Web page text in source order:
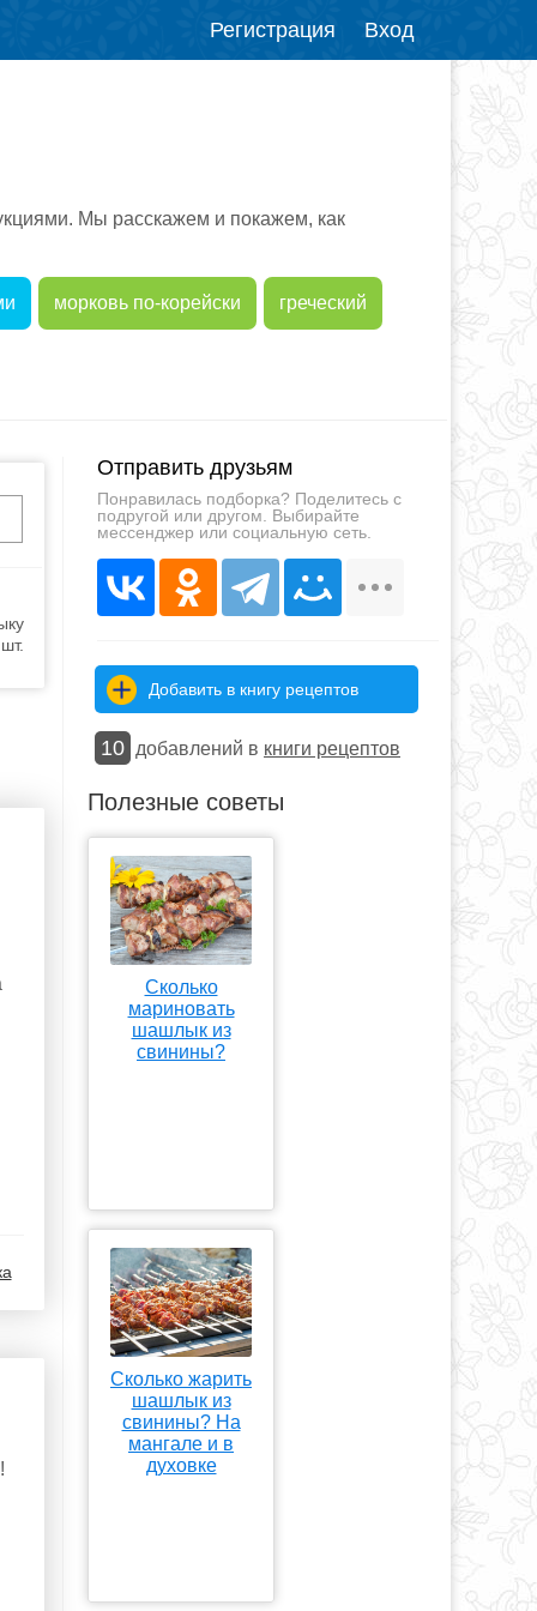
Регистрация Вход
Мы расскажем и покажем, как
морковь по-корейски греческий
Отправить друзьям
Понравилась подборка? Поделитесь с
подругой или другом. Выбирайте
мессенджер или социальную сеть.
Добавить в книгу рецептов
10 добавлений в книги рецептов
Полезные советы
Сколько
мариновать
шашлык из
свинины?
Сколько жарить
шашлык из
свинины? На
мангале и в
духовке